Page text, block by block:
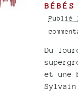
Publié
Du
et une